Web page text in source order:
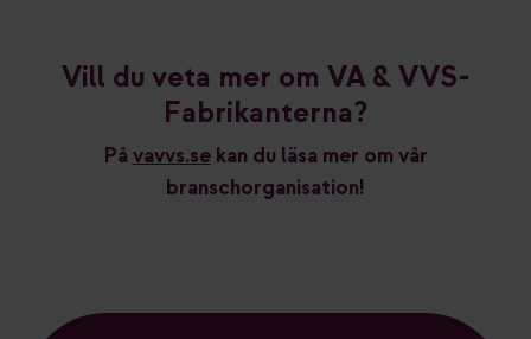
Vill du veta mer om VA & VVS-
Fabrikanterna?
På vavvs.sekan du läsa mer om vår
branschorganisation!